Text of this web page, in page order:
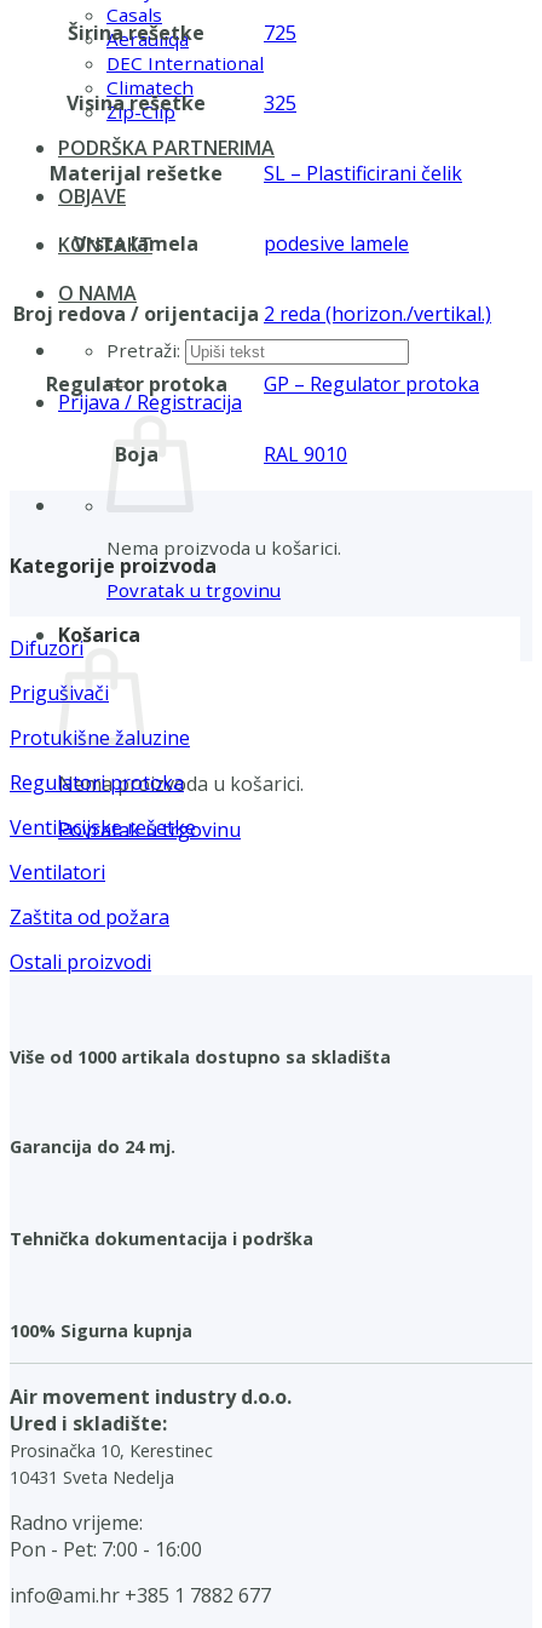
Casals
Aerauliqa
DEC International
Climatech
Zip-Clip
PODRŠKA PARTNERIMA
OBJAVE
KONTAKT
O NAMA
Pretraži:
Prijava / Registracija
Nema proizvoda u košarici.
Povratak u trgovinu
Košarica
Nema proizvoda u košarici.
Povratak u trgovinu
Širina rešetke 725
Visina rešetke 325
Materijal rešetke SL – Plastificirani čelik
Vrsta lamela podesive lamele
Broj redova / orijentacija 2 reda (horizon./vertikal.)
Regulator protoka GP – Regulator protoka
Boja RAL 9010
Kategorije proizvoda
Difuzori
Prigušivači
Protukišne žaluzine
Regulatori protoka
Ventilacijske rešetke
Ventilatori
Zaštita od požara
Ostali proizvodi
Više od 1000 artikala dostupno sa skladišta
Garancija do 24 mj.
Tehnička dokumentacija i podrška
100% Sigurna kupnja
Air movement industry d.o.o.
Ured i skladište:
Prosinačka 10, Kerestinec
10431 Sveta Nedelja
Radno vrijeme:
Pon - Pet: 7:00 - 16:00
info@ami.hr +385 1 7882 677